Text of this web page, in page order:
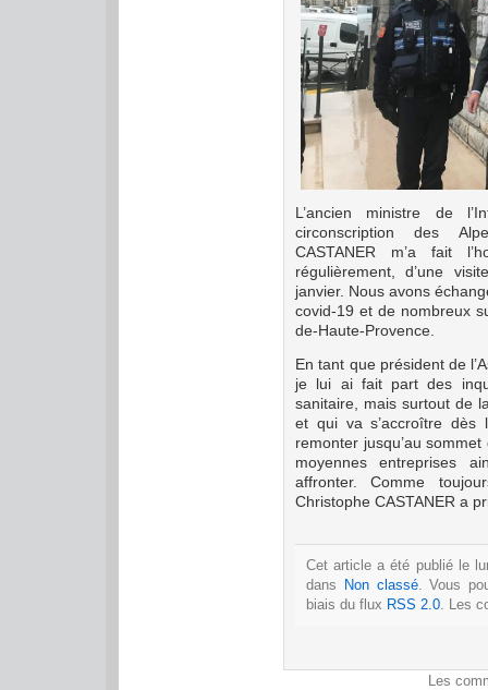
L’ancien ministre de
circonscription des
CASTANER m’a fait
régulièrement, d’une
janvier. Nous avons
covid-19 et de nombreux
de-Haute-Provence.
En tant que président de
je lui ai fait part des
sanitaire, mais surtout de
et qui va s’accroître dès
remonter jusqu’au
moyennes entreprises
affronter. Comme
Christophe CASTANER a
Cet article a été publié le
dans
Non classé. Vous
biais du flux RSS 2.0 . Les
Les